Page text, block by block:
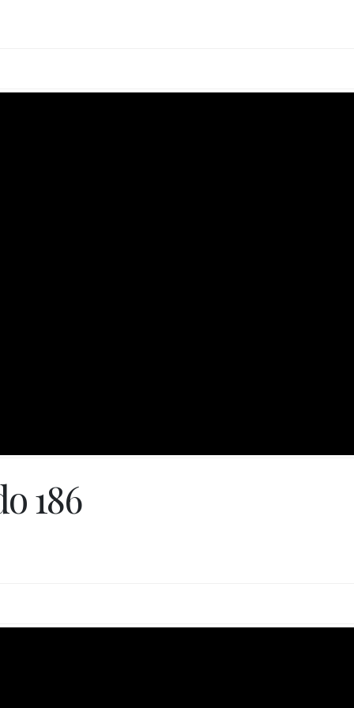
186